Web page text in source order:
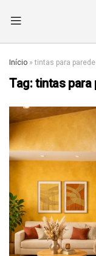
Início »tintas para parede
Tag:tintas para